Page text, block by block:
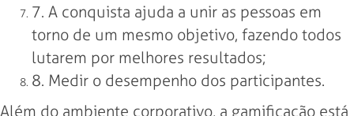
7. A conquista ajuda a unir as pessoas em
torno de um mesmo objetivo, fazendo todos
lutarem por melhores resultados;
8. Medir o desempenho dos participantes.
Além do ambiente corporativo, a gamificação está